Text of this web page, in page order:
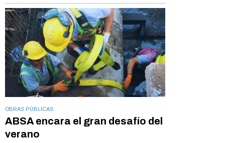
OBRAS PÚBLICAS
ABSA encara el gran desafío del
verano